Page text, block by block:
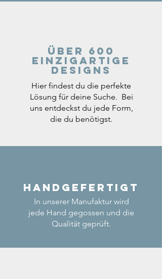
Über 600
einzigartige
Designs
Hier findest du die perfekte
Lösung für deine Suche. Bei
uns entdeckst du jede Form,
die du benötigst.
Handgefertigt
In unserer Manufaktur wird
jede Hand gegossen und die
Qualität geprüft.